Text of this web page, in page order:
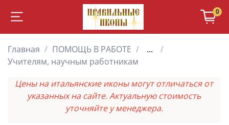
0
Главная ПОМОЩЬ В РАБОТЕ
...
Учителям, научным работникам
Цены на итальянские иконы могут отличаться от
указанных на сайте. Актуальную стоимость
уточняйте у менеджера.